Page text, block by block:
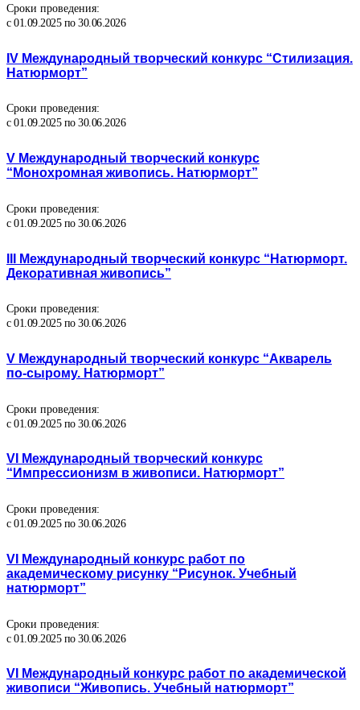
Сроки проведения:
с 01.09.2025 по 30.06.2026
IV Международный творческий конкурс “Стилизация.
Натюрморт”
Сроки проведения:
с 01.09.2025 по 30.06.2026
V Международный творческий конкурс
“Монохромная живопись. Натюрморт”
Сроки проведения:
с 01.09.2025 по 30.06.2026
III Международный творческий конкурс “Натюрморт.
Декоративная живопись”
Сроки проведения:
с 01.09.2025 по 30.06.2026
V Международный творческий конкурс “Акварель
по-сырому. Натюрморт”
Сроки проведения:
с 01.09.2025 по 30.06.2026
VI Международный творческий конкурс
“Импрессионизм в живописи. Натюрморт”
Сроки проведения:
с 01.09.2025 по 30.06.2026
VI Международный конкурс работ по
академическому рисунку “Рисунок. Учебный
натюрморт”
Сроки проведения:
с 01.09.2025 по 30.06.2026
VI Международный конкурс работ по академической
живописи “Живопись. Учебный натюрморт”